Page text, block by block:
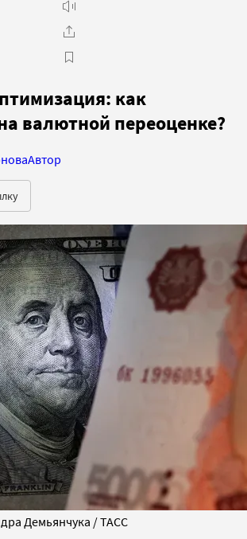
как
валютной переоценке?
Автор
Демьянчука / ТАСС